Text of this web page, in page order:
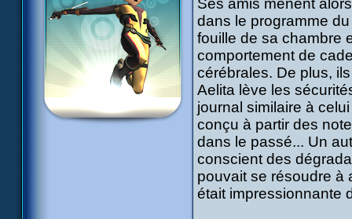
Ses amis mènent
dans le programme
fouille de sa chambre
comportement de
cérébrales. De plus,
Aelita lève les
journal similaire à
conçu à partir des
dans le passé... Un
conscient des
pouvait se résoudre à
était impressionnante